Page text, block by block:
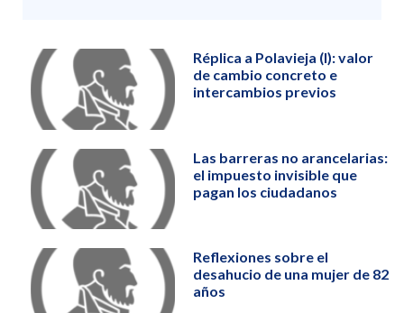
Réplica a Polavieja (I): valor
de cambio concreto e
intercambios previos
Las barreras no arancelarias:
el impuesto invisible que
pagan los ciudadanos
Reflexiones sobre el
desahucio de una mujer de 82
años